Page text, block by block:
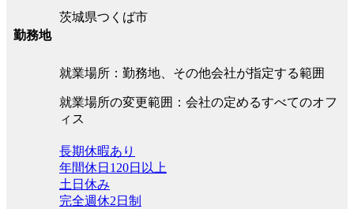
勤務地
茨城県つくば市
就業場所：勤務地、その他会社が指定する範囲
就業場所の変更範囲：会社の定めるすべてのオフ
ィス
長期休暇あり
年間休日120日以上
土日休み
完全週休2日制